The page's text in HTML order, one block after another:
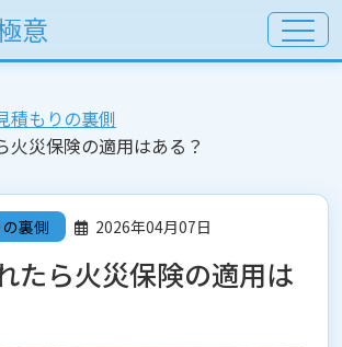
意
積もりの裏側
火災保険の適用はある？
裏側 2026年04月07日
たら火災保険の適用は